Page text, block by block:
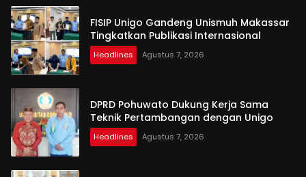
FISIP Unigo Gandeng Unismuh Makassar
Tingkatkan Publikasi Internasional
Headlines Agustus 7, 2026
DPRD Pohuwato Dukung Kerja Sama
Teknik Pertambangan dengan Unigo
Headlines Agustus 7, 2026